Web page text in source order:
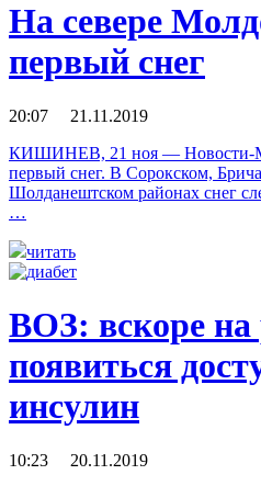
На севере
первый снег
20:07 21.11.2019
КИШИНЕВ, 21 ноя — Новости-
первый снег. В Сорокском,
Шолданештском районах снег
…
читать
ВОЗ: вскоре
появиться
инсулин
10:23 20.11.2019